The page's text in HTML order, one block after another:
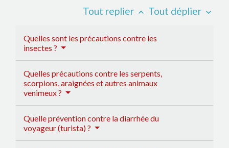
Tout replier keyboard_arrow_up Tout déplier keyboard_arrow_down
Quelles sont les précautions contre les
insectes ?
Quelles précautions contre les serpents,
scorpions, araignées et autres animaux
venimeux ?
Quelle prévention contre la diarrhée du
voyageur (turista) ?